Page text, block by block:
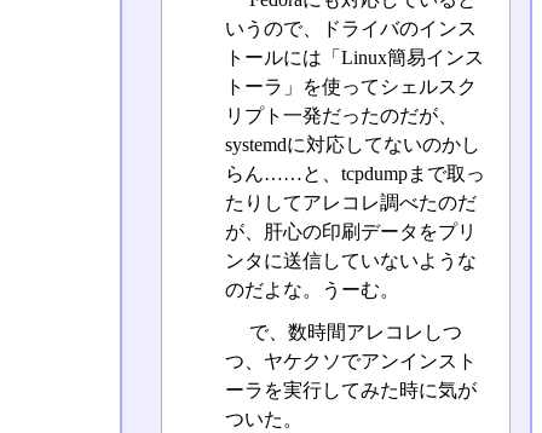
いうので、ドライバのインス
トールには「Linux簡易インス
トーラ」を使ってシェルスク
リプト一発だったのだが、
systemdに対応してないのかし
らん……と、tcpdumpまで取っ
たりしてアレコレ調べたのだ
が、肝心の印刷データをプリ
ンタに送信していないような
のだよな。うーむ。
で、数時間アレコレしつ
つ、ヤケクソでアンインスト
ーラを実行してみた時に気が
ついた。